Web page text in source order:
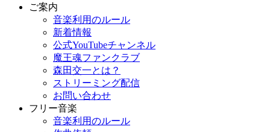
ご案内
音楽利用のルール
新着情報
公式YouTubeチャンネル
魔王魂ファンクラブ
森田交一とは？
ストリーミング配信
お問い合わせ
フリー音楽
音楽利用のルール